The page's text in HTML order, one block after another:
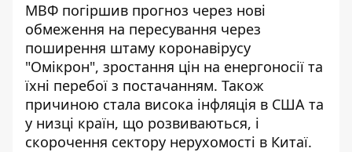
МВФ погіршив прогноз через нові
обмеження на пересування через
поширення штаму коронавірусу
"Омікрон", зростання цін на енергоносії та
їхні перебої з постачанням. Також
причиною стала висока інфляція в США та
у низці країн, що розвиваються, і
скорочення сектору нерухомості в Китаї.